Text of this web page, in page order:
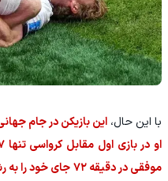
با این حال، این بازیکن در جام
موفقی در دقیقه ۷۲